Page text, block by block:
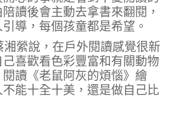
讀後會主動去拿書來翻閱，
導，每個孩童都是希望。
湘縈說，在戶外閱讀感覺很新
喜歡看色彩豐富和有關動物
讀《老鼠阿灰的煩惱》繪
能十全十美，還是做自己比